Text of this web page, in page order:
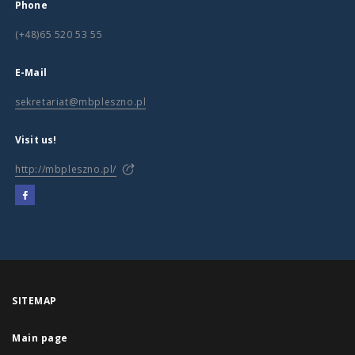
Phone
(+48)65 520 53 55
E-Mail
sekretariat@mbpleszno.pl
Visit us!
http://mbpleszno.pl/
SITEMAP
Main page